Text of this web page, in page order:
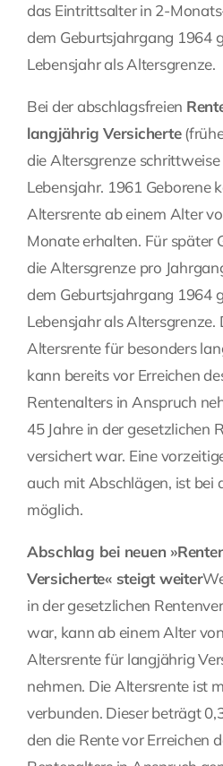
das Eintrittsalter in 2-
dem Geburtsjahrgang 1964
Lebensjahr als Altersgrenze.
Bei der abschlagsfreien
langjährig Versicherte
die Altersgrenze
Lebensjahr. 1961 Geborene
Altersrente ab einem Alter
Monate erhalten. Für später
die Altersgrenze pro
dem Geburtsjahrgang 1964
Lebensjahr als Altersgrenze.
Altersrente für besonders
kann bereits vor Erreichen
Rentenalters in Anspruch
45 Jahre in der gesetzlichen
versichert war. Eine
auch mit Abschlägen, ist bei
möglich.
Abschlag bei neuen
Versicherte« steigt weiter
in der gesetzlichen
war, kann ab einem Alter
Altersrente für langjährig
nehmen. Die Altersrente ist
verbunden. Dieser beträgt
den die Rente vor Erreichen